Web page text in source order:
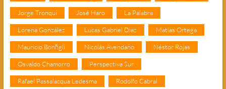
Jorge Tronqui José Haro La Palabra
Lorena González Lucas Gabriel Díaz Matías Ortega
Mauricio Bonfigli Nicolás Avendaño Néstor Rojas
Osvaldo Chamorro Perspectiva Sur
Rafael Passalacqua Ledesma Rodolfo Cabral